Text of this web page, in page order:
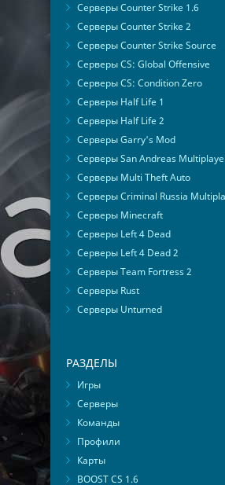
Серверы Counter Strike 1.6
Серверы Counter Strike 2
Серверы Counter Strike Source
Серверы CS: Global Offensive
Серверы CS: Condition Zero
Серверы Half Life 1
Серверы Half Life 2
Серверы Garry's Mod
Серверы San Andreas
Серверы Multi Theft Auto
Серверы Criminal Russia
Серверы Minecraft
Серверы Left 4 Dead
Серверы Left 4 Dead 2
Серверы Team Fortress 2
Серверы Rust
Серверы Unturned
РАЗДЕЛЫ
Игры
Серверы
Команды
Профили
Карты
BOOST CS 1.6